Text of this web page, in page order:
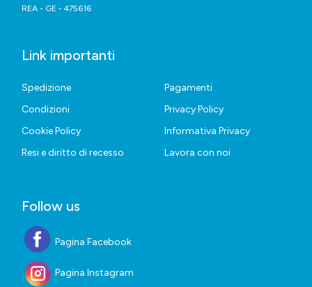
REA - GE - 475616
Link importanti
Spedizione
Pagamenti
Condizioni
Privacy Policy
Cookie Policy
Informativa Privacy
Resi e diritto di recesso
Lavora con noi
Follow us
Pagina Facebook
Pagina Instagram